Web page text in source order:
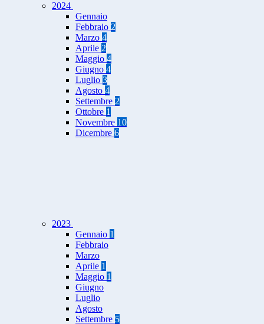
2024
Gennaio
Febbraio 2
Marzo 4
Aprile 2
Maggio 4
Giugno 4
Luglio 3
Agosto 4
Settembre 2
Ottobre 1
Novembre 10
Dicembre 6
2023
Gennaio 1
Febbraio
Marzo
Aprile 1
Maggio 1
Giugno
Luglio
Agosto
Settembre 5